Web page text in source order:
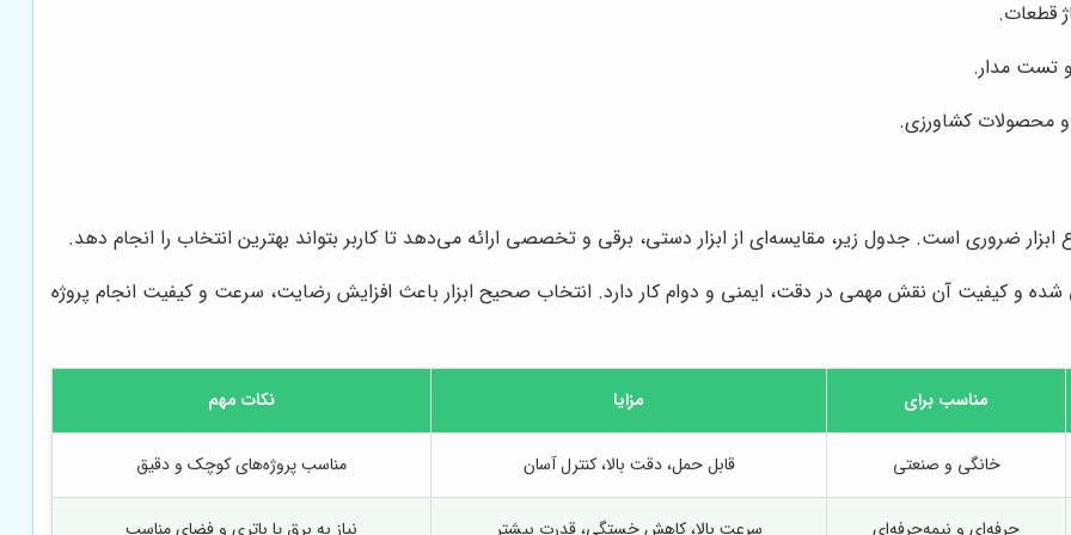
قطعات.
تست مدار.
و محصولات کشاورزی.
ضروری است. جدول زیر، مقایسه‌ای از ابزار دستی، برقی و تخصصی ارائه می‌دهد تا کاربر بتواند بهترین انتخاب را انجام دهد.
و کیفیت آن نقش مهمی در دقت، ایمنی و دوام کار دارد. انتخاب صحیح ابزار باعث افزایش رضایت، سرعت و کیفیت انجام پروژه
مناسب برای مزایا نکات مهم
خانگی و صنعتی قابل حمل، دقت بالا، کنترل آسان مناسب پروژه‌های کوچک و دقیق
حرفه‌ای و نیمه‌حرفه‌ای سرعت بالا، کاهش خستگی، قدرت بیشتر نیاز به برق یا باتری و فضای مناسب